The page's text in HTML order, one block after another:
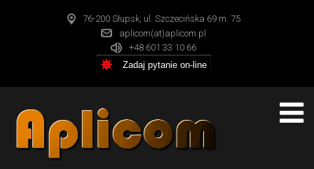
76-200 Słupsk, ul. Szczecińska 69 m. 75
aplicom(at)aplicom.pl
+48 601 33 10 66
Zadaj pytanie on-line